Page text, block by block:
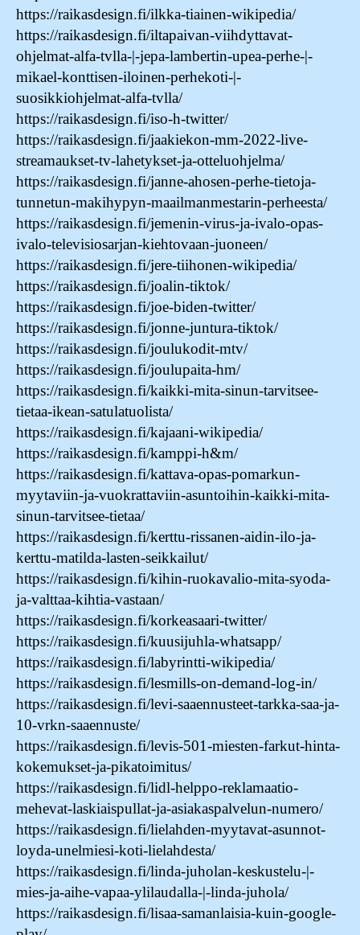
https://raikasdesign.fi/ilkka-tiainen-wikipedia/
https://raikasdesign.fi/iltapaivan-viihdyttavat-
ohjelmat-alfa-tvlla-|-jepa-lambertin-upea-perhe-|-
mikael-konttisen-iloinen-perhekoti-|-
suosikkiohjelmat-alfa-tvlla/
https://raikasdesign.fi/iso-h-twitter/
https://raikasdesign.fi/jaakiekon-mm-2022-live-
streamaukset-tv-lahetykset-ja-otteluohjelma/
https://raikasdesign.fi/janne-ahosen-perhe-tietoja-
tunnetun-makihypyn-maailmanmestarin-perheesta/
https://raikasdesign.fi/jemenin-virus-ja-ivalo-opas-
ivalo-televisiosarjan-kiehtovaan-juoneen/
https://raikasdesign.fi/jere-tiihonen-wikipedia/
https://raikasdesign.fi/joalin-tiktok/
https://raikasdesign.fi/joe-biden-twitter/
https://raikasdesign.fi/jonne-juntura-tiktok/
https://raikasdesign.fi/joulukodit-mtv/
https://raikasdesign.fi/joulupaita-hm/
https://raikasdesign.fi/kaikki-mita-sinun-tarvitsee-
tietaa-ikean-satulatuolista/
https://raikasdesign.fi/kajaani-wikipedia/
https://raikasdesign.fi/kamppi-h&m/
https://raikasdesign.fi/kattava-opas-pomarkun-
myytaviin-ja-vuokrattaviin-asuntoihin-kaikki-mita-
sinun-tarvitsee-tietaa/
https://raikasdesign.fi/kerttu-rissanen-aidin-ilo-ja-
kerttu-matilda-lasten-seikkailut/
https://raikasdesign.fi/kihin-ruokavalio-mita-syoda-
ja-valttaa-kihtia-vastaan/
https://raikasdesign.fi/korkeasaari-twitter/
https://raikasdesign.fi/kuusijuhla-whatsapp/
https://raikasdesign.fi/labyrintti-wikipedia/
https://raikasdesign.fi/lesmills-on-demand-log-in/
https://raikasdesign.fi/levi-saaennusteet-tarkka-saa-ja-
10-vrkn-saaennuste/
https://raikasdesign.fi/levis-501-miesten-farkut-hinta-
kokemukset-ja-pikatoimitus/
https://raikasdesign.fi/lidl-helppo-reklamaatio-
mehevat-laskiaispullat-ja-asiakaspalvelun-numero/
https://raikasdesign.fi/lielahden-myytavat-asunnot-
loyda-unelmiesi-koti-lielahdesta/
https://raikasdesign.fi/linda-juholan-keskustelu-|-
mies-ja-aihe-vapaa-ylilaudalla-|-linda-juhola/
https://raikasdesign.fi/lisaa-samanlaisia-kuin-google-